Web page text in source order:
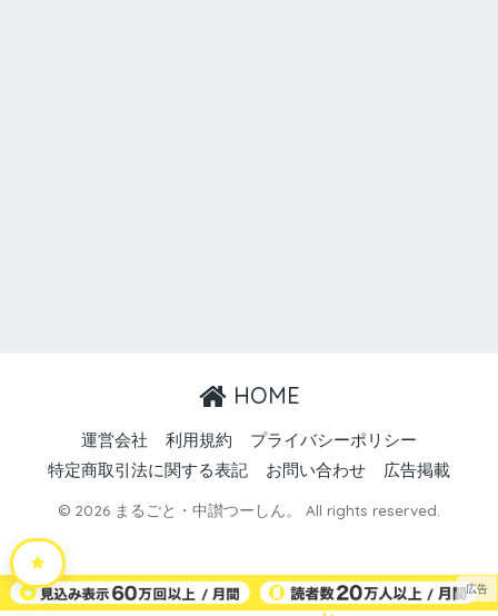
HOME
運営会社 利用規約
プライバシーポリシー
特定商取引法に関する表記
お問い合わせ 広告掲載
© 2026 まるごと・中讃つーしん。 All rights reserved.